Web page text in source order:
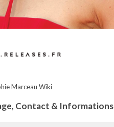
Marceau Wiki
Contact & Informations